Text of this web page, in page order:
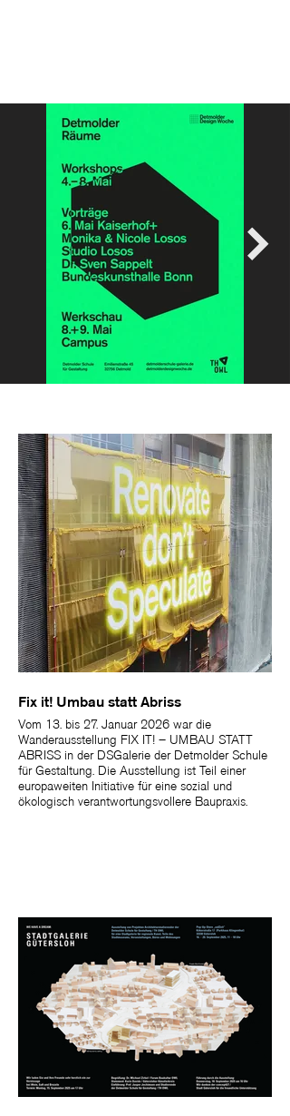
Fix it! Umbau statt Abriss
Vom 13. bis 27. Januar 2026 war die
Wanderausstellung FIX IT! – UMBAU STATT
ABRISS in der DSGalerie der Detmolder Schule
für Gestaltung. Die Ausstellung ist Teil einer
europaweiten Initiative für eine sozial und
ökologisch verantwortungsvollere Baupraxis.